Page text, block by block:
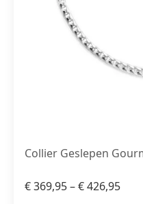
Collier Geslepen
€369,95–€426,95